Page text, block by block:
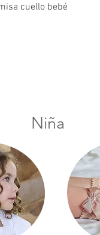
cuello bebé
Niña